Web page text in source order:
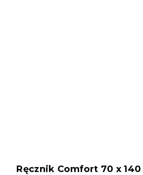
Ręcznik Comfort 70 x